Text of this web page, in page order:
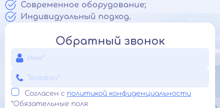
Современное оборудование;
Индивидуальный подход.
Обратный звонок
Согласен с политикой конфиденциальности
*Обязательные поля